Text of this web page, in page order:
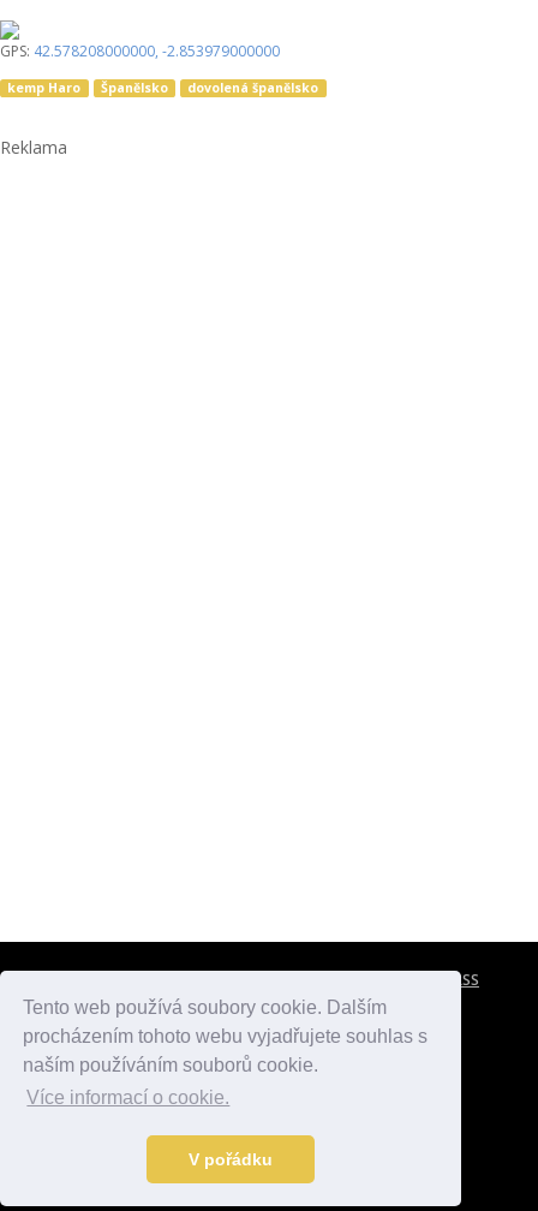
Tento web používá soubory cookie. Dalším
procházením tohoto webu vyjadřujete souhlas s
naším používáním souborů cookie.
Více informací o cookie.
V pořádku
GPS: 42.578208000000, -2.853979000000
kemp Haro Španělsko dovolená španělsko
Reklama
RSS
atlaspamatek.info
Data o počasí jsou přebírána z
Kontakt:mail@desperado.cz